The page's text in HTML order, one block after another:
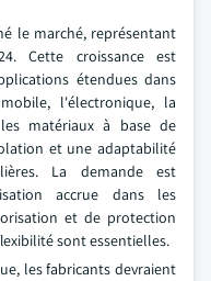
le marché, représentant
Cette croissance est
étendues dans
l'électronique, la
matériaux à base de
et une adaptabilité
La demande est
accrue dans les
et de protection
sont essentielles.
les fabricants devraient